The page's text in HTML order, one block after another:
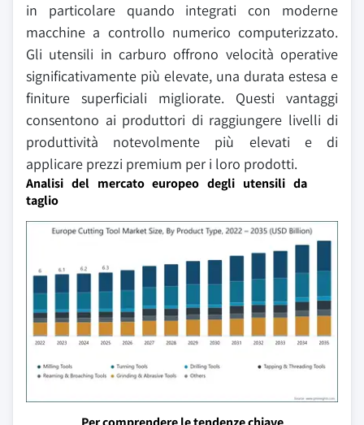
in particolare quando integrati con moderne
macchine a controllo numerico computerizzato.
Gli utensili in carburo offrono velocità operative
significativamente più elevate, una durata estesa e
finiture superficiali migliorate. Questi vantaggi
consentono ai produttori di raggiungere livelli di
produttività notevolmente più elevati e di
applicare prezzi premium per i loro prodotti.
Analisi del mercato europeo degli utensili da
taglio